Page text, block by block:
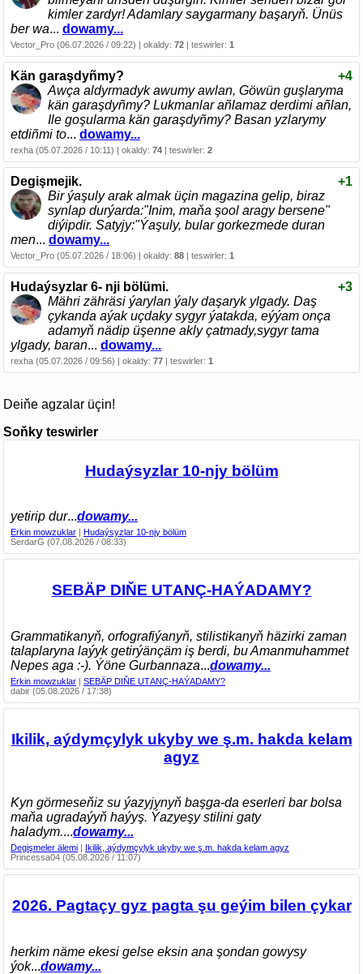
kimler zardyr! Adamlary saygarmany başaryň. Ünüs
ber wa... dowamy...
Vector_Pro (06.07.2026 / 09:22) | okaldy: 72 | teswirler: 1
Kän garaşdyñmy?
+4
Awça aldyrmadyk awumy awlan, Göwün guşlaryma
kän garaşdyñmy? Lukmanlar añlamaz derdimi añlan,
Ile goşularma kän garaşdyñmy? Basan yzlarymy
etdiñmi to... dowamy...
rexha (05.07.2026 / 10:11) | okaldy: 74 | teswirler: 2
Degişmejik.
+1
Bir ýaşuly arak almak üçin magazina gelip, biraz
synlap durýarda:"Inim, maňa şool aragy bersene"
diýipdir. Satyjy:"Ýaşuly, bular gorkezmede duran
men... dowamy...
Vector_Pro (05.07.2026 / 18:06) | okaldy: 88 | teswirler: 1
Hudaýsyzlar 6- nji bölümi.
+3
Mähri zähräsi ýarylan ýaly daşaryk ylgady. Daş
çykanda aýak uçdaky sygyr ýatakda, eýýam onça
adamyň nädip üşenne akly çatmady,sygyr tama
ylgady, baran... dowamy...
rexha (05.07.2026 / 09:56) | okaldy: 77 | teswirler: 1
Deiňe agzalar üçin!
Soňky teswirler
Hudaýsyzlar 10-njy bölüm
yetirip dur...dowamy...
Erkin mowzuklar
Hudaýsyzlar 10-njy bölüm
SerdarG (07.08.2026 / 08:33)
SEBÄP DIŇE UTАNÇ-HАÝADАMY?
Grammatikanyň, orfografiýanyň, stilistikanyň häzirki zaman
talaplaryna laýyk getirýänçäm iş berdi, bu Amanmuhammet
Nepes aga :-). Ýöne Gurbannaza...dowamy...
Erkin mowzuklar | SEBÄP DIŇE UTАNÇ-HАÝADАMY?
dabir (05.08.2026 / 17:38)
Ikilik, aýdymçylyk ukyby we ş.m. hakda kelam
agyz
Kyn görmeseňiz su ýazyjynyň başga-da eserleri bar bolsa
maňa ugradaýyň haýyş. Ýazyeşy stilini gaty
haladym....dowamy...
Degişmeler älemi
Ikilik, aýdymçylyk ukyby we ş.m. hakda kelam agyz
Princessa04 (05.08.2026 / 11:07)
2026. Pagtaçy gyz pagta şu geýim bilen çykar
herkim näme ekesi gelse eksin ana şondan gowysy
ýok...dowamy...